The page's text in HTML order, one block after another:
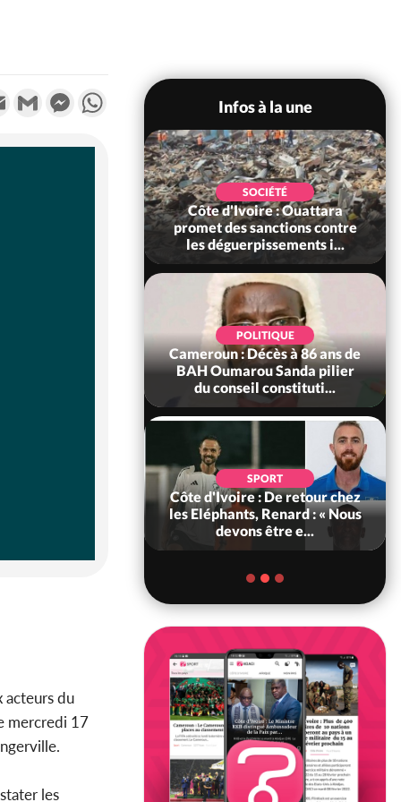
Email Gmail MessengerWhatsApp
acteurs du
mercredi 17
les
Infos à la une
SOCIÉTÉ
Côte d'Ivoire : Ouattara
promet des sanctions contre
les déguerpissements i...
POLITIQUE
Cameroun : Décès à 86 ans de
BAH Oumarou Sanda pilier
du conseil constituti...
SPORT
Côte d'Ivoire : De retour chez
les Eléphants, Renard : « Nous
devons être e...